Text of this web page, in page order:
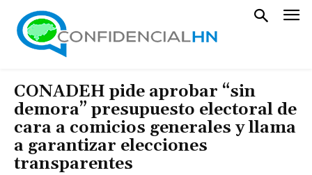
CONADEH pide aprobar “sin
demora” presupuesto electoral de
cara a comicios generales y llama
a garantizar elecciones
transparentes